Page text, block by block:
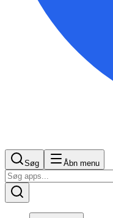
Søg Åbn menu